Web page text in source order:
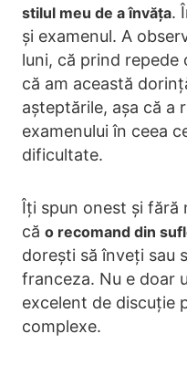
stilul meu de a învăța.
și examenul. A
luni, că prind repede
că am această
așteptările, așa că a
examenului în ceea
dificultate.
Îți spun onest și fără
că o recomand din
dorești să înveți sau
franceza. Nu e doar
excelent de discuție
complexe.